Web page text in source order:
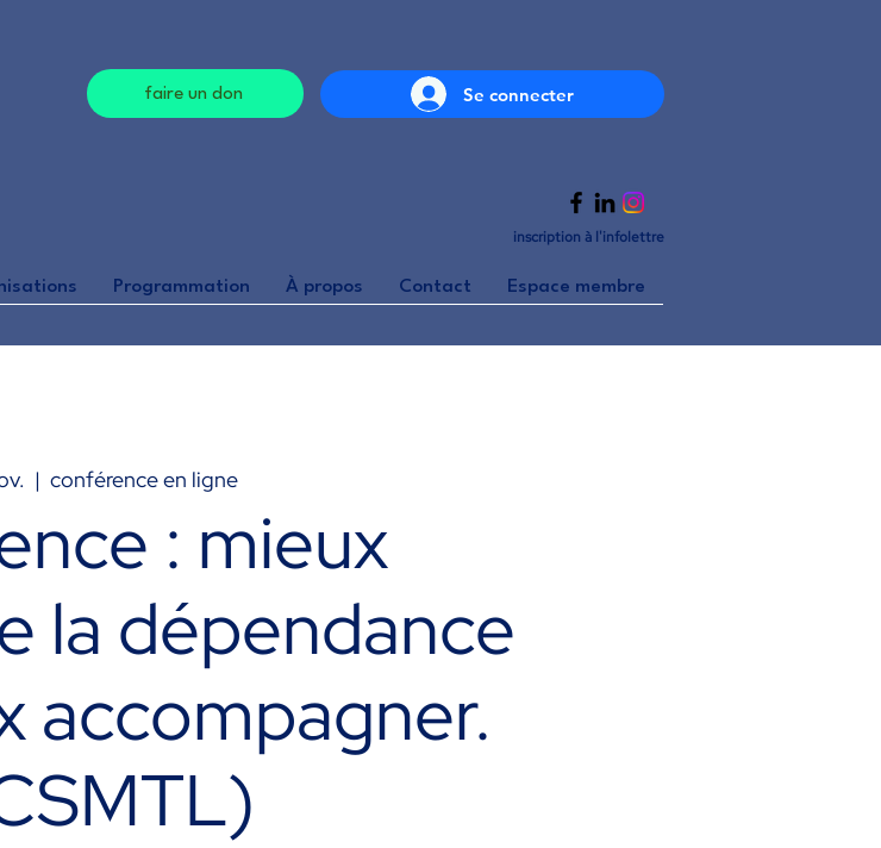
faire un don Se connecter
inscription à l'infolettre
Programmation À propos Contact Espace membre
  |
conférence en ligne
: mieux
la dépendance
accompagner.